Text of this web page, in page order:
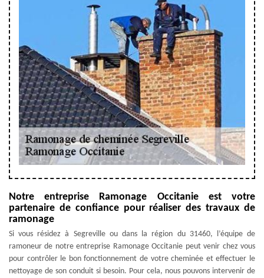
Notre entreprise Ramonage Occitanie est votre
partenaire de confiance pour réaliser des travaux de
ramonage
Si vous résidez à Segreville ou dans la région du 31460, l’équipe de
ramoneur de notre entreprise Ramonage Occitanie peut venir chez vous
pour contrôler le bon fonctionnement de votre cheminée et effectuer le
nettoyage de son conduit si besoin. Pour cela, nous pouvons intervenir de